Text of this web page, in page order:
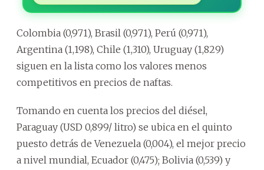
Colombia (0,971), Brasil (0,971), Perú (0,971),
Argentina (1,198), Chile (1,310), Uruguay (1,829)
siguen en la lista como los valores menos
competitivos en precios de naftas.
Tomando en cuenta los precios del diésel,
Paraguay (USD 0,899/ litro) se ubica en el quinto
puesto detrás de Venezuela (0,004), el mejor precio
a nivel mundial, Ecuador (0,475); Bolivia (0,539) y